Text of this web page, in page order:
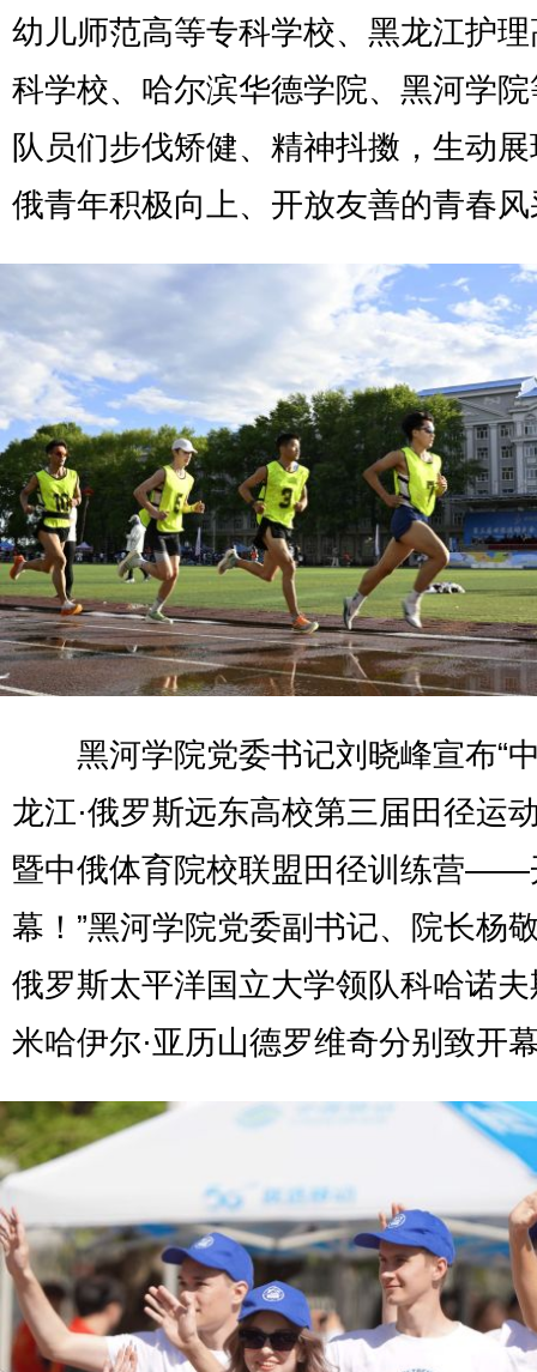
幼儿师范高等专科学校、黑龙江护
科学校、哈尔滨华德学院、黑河学
队员们步伐矫健、精神抖擞，生动
俄青年积极向上、开放友善的青春
黑河学院党委书记刘晓峰宣布“
龙江·俄罗斯远东高校第三届田径运
暨中俄体育院校联盟田径训练营——
幕！”黑河学院党委副书记、院长杨
俄罗斯太平洋国立大学领队科哈诺夫
米哈伊尔·亚历山德罗维奇分别致开